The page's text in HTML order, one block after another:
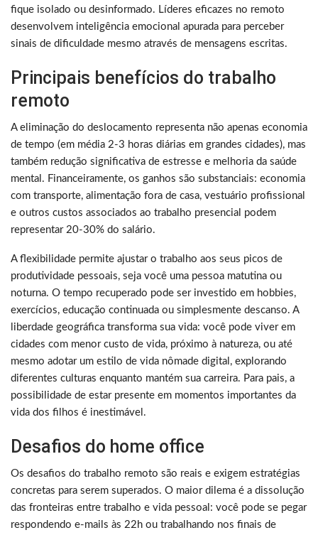
fique isolado ou desinformado. Líderes eficazes no remoto
desenvolvem inteligência emocional apurada para perceber
sinais de dificuldade mesmo através de mensagens escritas.
Principais benefícios do trabalho
remoto
A eliminação do deslocamento representa não apenas economia
de tempo (em média 2-3 horas diárias em grandes cidades), mas
também redução significativa de estresse e melhoria da saúde
mental. Financeiramente, os ganhos são substanciais: economia
com transporte, alimentação fora de casa, vestuário profissional
e outros custos associados ao trabalho presencial podem
representar 20-30% do salário.
A flexibilidade permite ajustar o trabalho aos seus picos de
produtividade pessoais, seja você uma pessoa matutina ou
noturna. O tempo recuperado pode ser investido em hobbies,
exercícios, educação continuada ou simplesmente descanso. A
liberdade geográfica transforma sua vida: você pode viver em
cidades com menor custo de vida, próximo à natureza, ou até
mesmo adotar um estilo de vida nômade digital, explorando
diferentes culturas enquanto mantém sua carreira. Para pais, a
possibilidade de estar presente em momentos importantes da
vida dos filhos é inestimável.
Desafios do home office
Os desafios do trabalho remoto são reais e exigem estratégias
concretas para serem superados. O maior dilema é a dissolução
das fronteiras entre trabalho e vida pessoal: você pode se pegar
respondendo e-mails às 22h ou trabalhando nos finais de